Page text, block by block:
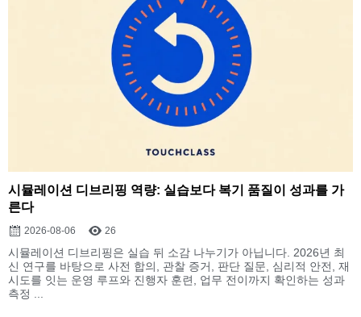
시뮬레이션 디브리핑 역량: 실습보다 복기 품질이 성과를 가
른다
2026-08-06 26
시뮬레이션 디브리핑은 실습 뒤 소감 나누기가 아닙니다. 2026년 최
신 연구를 바탕으로 사전 합의, 관찰 증거, 판단 질문, 심리적 안전, 재
시도를 잇는 운영 루프와 진행자 훈련, 업무 전이까지 확인하는 성과
측정 ...